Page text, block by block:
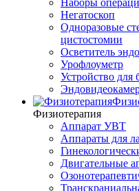
Наборы
Негатоскоп
Одноразовые
цистостомии
Осветитель
Урофлоуметр
Устройство для
Физиотерапия
Аппарат УВТ
Аппараты для
Двигательные